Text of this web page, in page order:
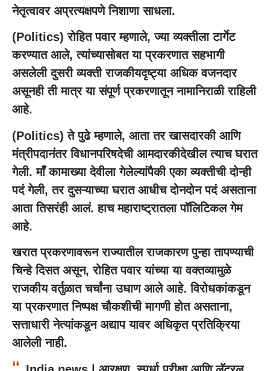
नेतृत्वावर अप्रत्यक्षपणे निशाणा साधला.
(Politics) रोहित पवार म्हणाले, ज्या व्यक्तीला टार्गेट
करण्यात आले, त्यांच्यासोबत या प्रकरणात सहभागी
असलेली दुसरी व्यक्ती राजकीयदृष्ट्या अधिक वजनदार
असूनही ती मात्र या संपूर्ण प्रकरणातून नामानिराळी राहिली
आहे.
(Politics) ते पुढे म्हणाले, आता तर खासदारकी आणि
मंत्रीपदानंतर विधानपरिषदेची आमदारकीदेखील त्याच घरात
गेली. माँ कामाख्या देवीला गेलेल्यांपैकी एका व्यक्तीची दोन्ही
पदं गेली, तर दुसऱ्याच्या घरात आधीच दोनदोन पदं असताना
आता तिसरंही आलं. हाच महाराष्ट्रातला पॉलिटिकल गेम
आहे.
खरात प्रकरणावरून राज्यातील राजकारण पुन्हा तापण्याची
चिन्हे दिसत असून, रोहित पवार यांच्या या वक्तव्यामुळे
राजकीय वर्तुळात चर्चांना उधाण आले आहे. विरोधकांकडून
या प्रकरणात निष्पक्ष चौकशीची मागणी होत असताना,
सत्ताधारी नेत्यांकडून अद्याप यावर अधिकृत प्रतिक्रिया
आलेली नाही.